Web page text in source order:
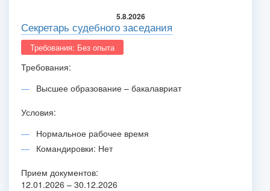
5.8.2026
Секретарь судебного заседания
Требования: Без опыта
Требования:
Высшее образование – бакалавриат
Условия:
Нормальное рабочее время
Командировки: Нет
Прием документов:
12.01.2026 – 30.12.2026